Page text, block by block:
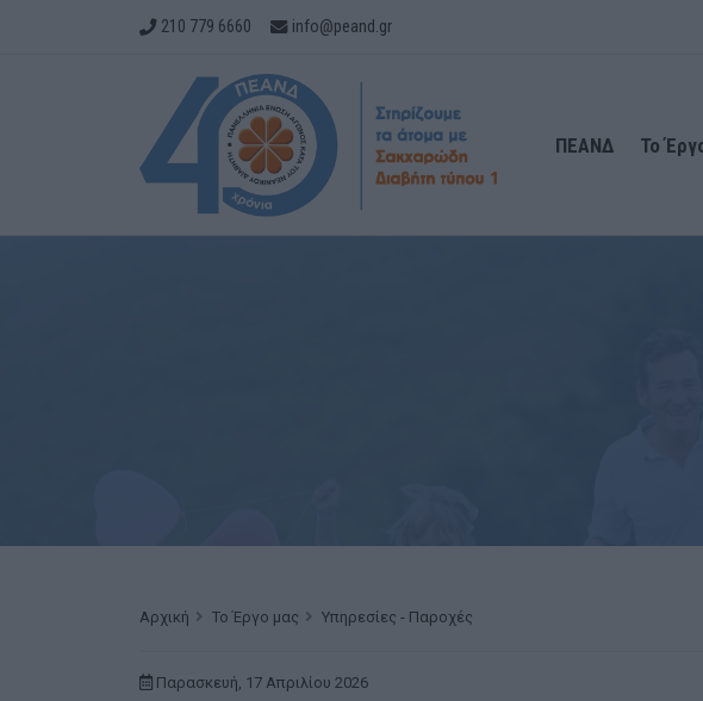
210 779 6660 info@peand.gr
ΠΕΑΝΔ Το
Αρχική Το Έργο μας Υπηρεσίες - Παροχές
Παρασκευή, 17 Απριλίου 2026